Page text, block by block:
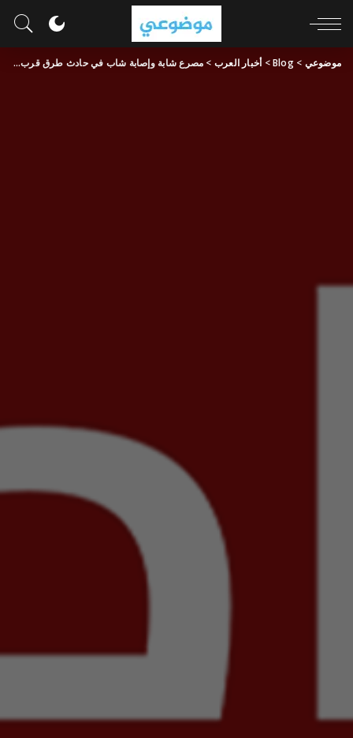
موضوعي >
Blog
> أخبار العرب > مصرع شابة وإصابة شاب في حادث طرق قرب كسرى سميع